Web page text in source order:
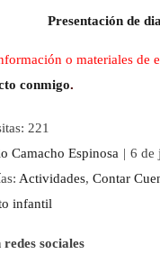
Presentación de
o materiales de
conmigo.
221
Camacho Espinosa | 6 de
Actividades, Contar
infantil
sociales